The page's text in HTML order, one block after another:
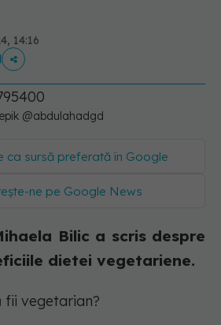
14:16
@abdulahadgd
ca sursă preferată în Google
ne pe Google News
Bilic a scris despre
dietei vegetariene.
fii vegetarian?